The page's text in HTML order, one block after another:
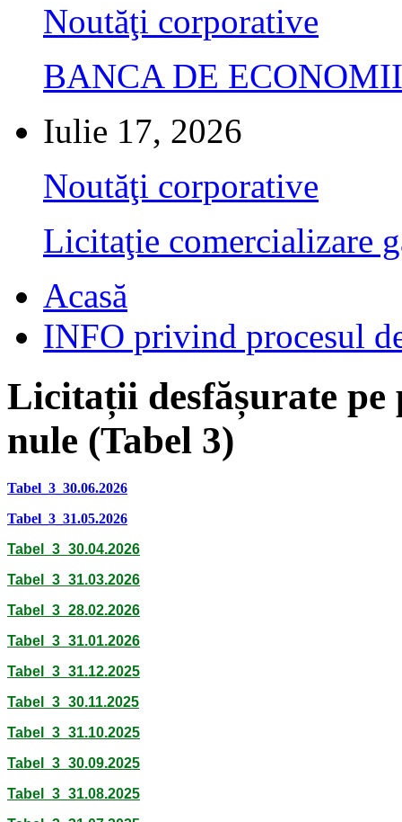
Noutăţi corporative
BANCA DE
Iulie 17, 2026
Noutăţi corporative
Licitaţie comercializare
Acasă
INFO privind procesul
Licitații desfășurate
nule (Tabel 3)
Tabel_3_30.06.2026
Tabel_3_31.05.2026
Tabel_3_30.04.2026
Tabel_3_31.03.2026
Tabel_3_28.02.2026
Tabel_3_31.01.2026
Tabel_3_31.12.2025
Tabel_3_30.11.2025
Tabel_3_31.10.2025
Tabel_3_30.09.2025
Tabel_3_31.08.2025